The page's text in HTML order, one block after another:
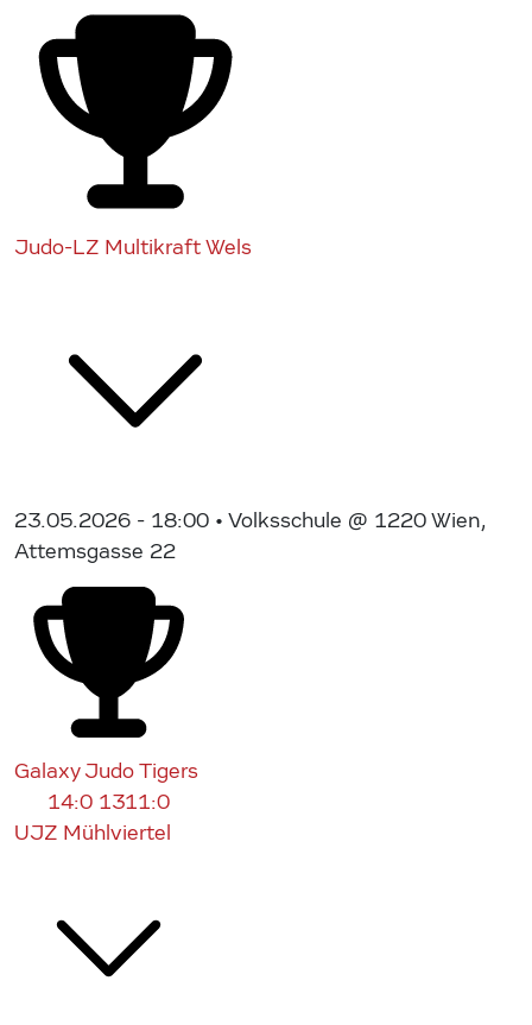
Judo-LZ Multikraft Wels
23.05.2026 - 18:00 • Volksschule @ 1220 Wien,
Attemsgasse 22
Galaxy Judo Tigers
14:0 1311:0
UJZ Mühlviertel